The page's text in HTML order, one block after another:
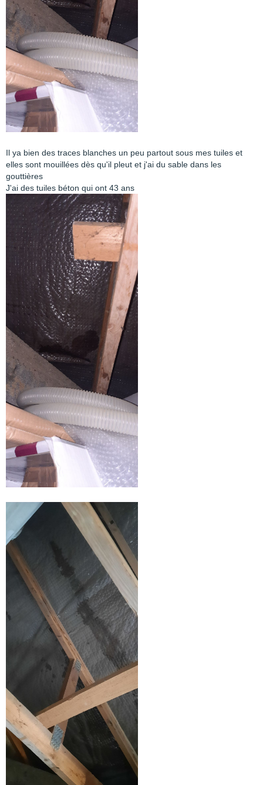
Il ya bien des traces blanches un peu partout sous mes tuiles et
elles sont mouillées dès qu'il pleut et j'ai du sable dans les
gouttières
J'ai des tuiles béton qui ont 43 ans